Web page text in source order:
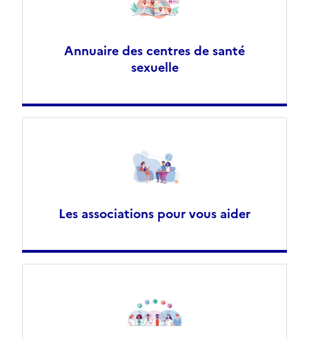
Annuaire des centres de santé
sexuelle
Les associations pour vous aider